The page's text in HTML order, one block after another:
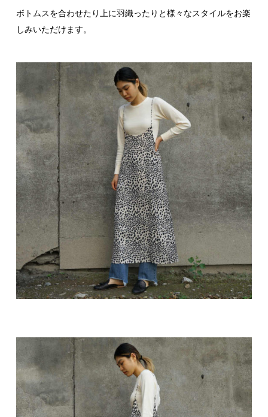
ボトムスを合わせたり上に羽織ったりと様々なスタイルをお楽
しみいただけます。